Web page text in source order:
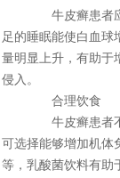
牛皮癣患者应
足的睡眠能使白血球
量明显上升，有助于
侵入。
合理饮食
牛皮癣患者不
可选择能够增加机体
等，乳酸菌饮料有助